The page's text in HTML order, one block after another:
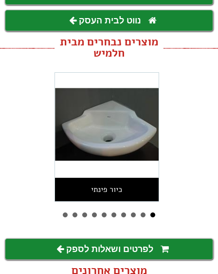
נווט לבית העסק
מוצרים נבחרים מבית
חלמיש
כיור פינתי
לפרטים ושאלות לספק
מוצרים אחרונים